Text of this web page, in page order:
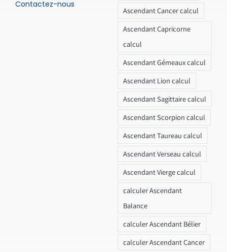
Contactez-nous
Ascendant Cancer calcul
Ascendant Capricorne
calcul
Ascendant Gémeaux calcul
Ascendant Lion calcul
Ascendant Sagittaire calcul
Ascendant Scorpion calcul
Ascendant Taureau calcul
Ascendant Verseau calcul
Ascendant Vierge calcul
calculer Ascendant
Balance
calculer Ascendant Bélier
calculer Ascendant Cancer